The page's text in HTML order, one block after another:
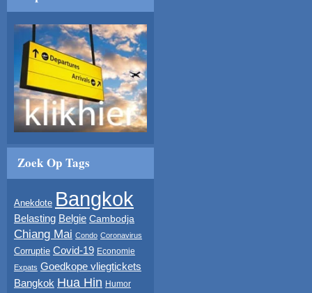
Zoek Op Tags
Anekdote Bangkok
Belasting Belgie Cambodja
Chiang Mai Condo Coronavirus
Corruptie Covid-19 Economie
Expats Goedkope vliegtickets
Bangkok Hua Hin Humor